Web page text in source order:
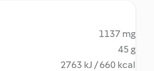
1137 mg
45 g
2763 kJ / 660 kcal